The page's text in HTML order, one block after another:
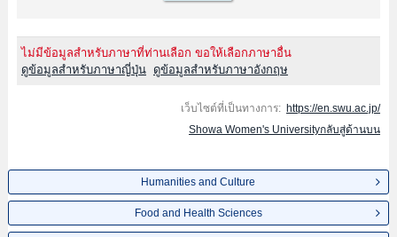
ไม่มีข้อมูลสำหรับภาษาที่ท่านเลือก ขอให้เลือกภาษาอื่น
ดูข้อมูลสำหรับภาษาญี่ปุ่น
ดูข้อมูลสำหรับภาษาอังกฤษ
เว็บไซต์ที่เป็นทางการ: https://en.swu.ac.jp/
Showa Women's Universityกลับสู่ด้านบน
Humanities and Culture
Food and Health Sciences